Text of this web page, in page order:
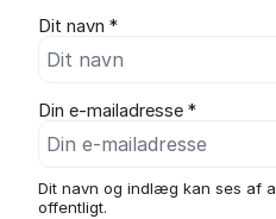
Dit navn *
Din e-mailadresse *
Dit navn og indlæg kan ses af
offentligt.